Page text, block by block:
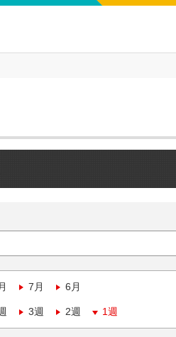
7月 6月
3週 2週 1週